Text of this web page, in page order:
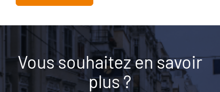
Vous souhaitez en savoir
plus ?